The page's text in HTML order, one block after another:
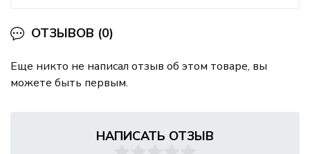
ОТЗЫВОВ (0)
Еще никто не написал отзыв об этом товаре, вы
можете быть первым.
НАПИСАТЬ ОТЗЫВ